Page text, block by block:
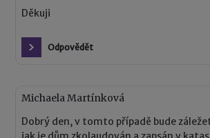
Děkuji
Odpovědět
Michaela Martínková
Dobrý den, v tomto případě bude